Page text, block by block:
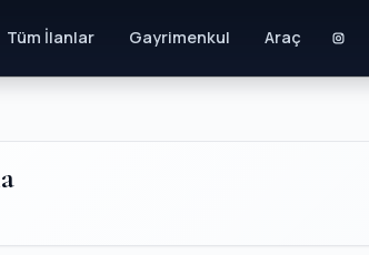
Tüm İlanlar Gayrimenkul Araç